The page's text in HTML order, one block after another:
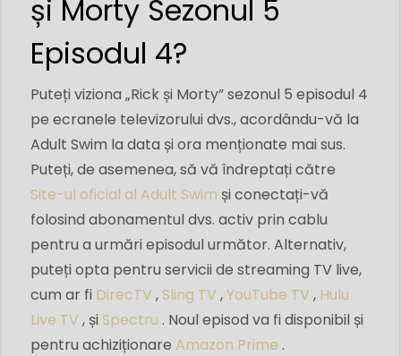
și Morty Sezonul 5
Episodul 4?
Puteți viziona „Rick și Morty” sezonul 5 episodul 4
pe ecranele televizorului dvs., acordându-vă la
Adult Swim la data și ora menționate mai sus.
Puteți, de asemenea, să vă îndreptați către
Site-ul oficial al Adult Swim și conectați-vă
folosind abonamentul dvs. activ prin cablu
pentru a urmări episodul următor. Alternativ,
puteți opta pentru servicii de streaming TV live,
cum ar fi DirecTV , Sling TV ,YouTube TV , Hulu
Live TV , și Spectru . Noul episod va fi disponibil și
pentru achiziționare Amazon Prime .